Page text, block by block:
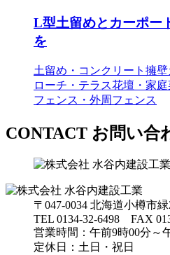
L型土留めとカーポー
を
土留め・コンクリート擁壁
ローチ・テラス花壇・家庭
フェンス・外周フェンス
CONTACT お問い合
〒047-0034 北海道小樽市
TEL 0134-32-6498 FAX
営業時間：午前9時00分～
定休日：土日・祝日